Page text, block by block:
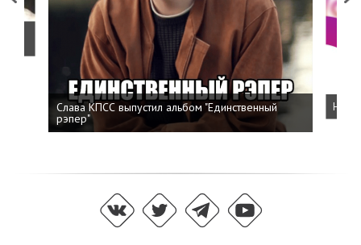
Слава КПСС выпустил альбом "Единственный
рэпер"